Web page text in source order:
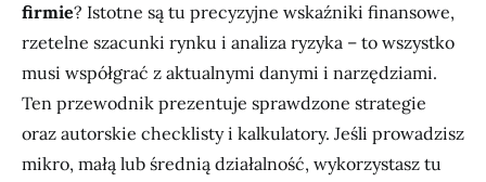
firmie? Istotne są tu precyzyjne wskaźniki finansowe,
rzetelne szacunki rynku i analiza ryzyka – to wszystko
musi współgrać z aktualnymi danymi i narzędziami.
Ten przewodnik prezentuje sprawdzone strategie
oraz autorskie checklisty i kalkulatory. Jeśli prowadzisz
mikro, małą lub średnią działalność, wykorzystasz tu